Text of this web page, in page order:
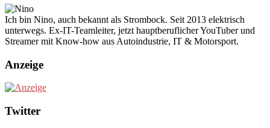
Ich bin Nino, auch bekannt als Strombock. Seit 2013 elektrisch
unterwegs. Ex-IT-Teamleiter, jetzt hauptberuflicher YouTuber und
Streamer mit Know-how aus Autoindustrie, IT & Motorsport.
Anzeige
Twitter